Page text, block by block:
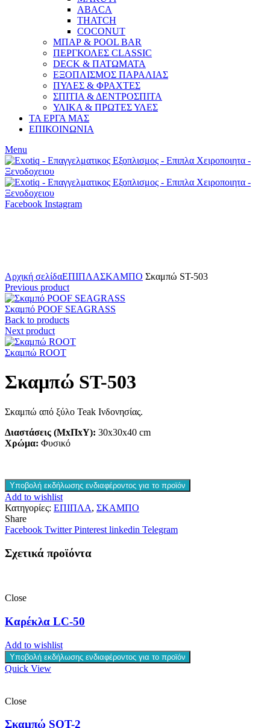
ABACA
THATCH
COCONUT
ΜΠΑΡ & POOL BAR
ΠΕΡΓΚΟΛΕΣ CLASSIC
DECK & ΠΑΤΩΜΑΤΑ
ΕΞΟΠΛΙΣΜΟΣ ΠΑΡΑΛΙΑΣ
ΠΥΛΕΣ & ΦΡΑΧΤΕΣ
ΣΠΙΤΙΑ & ΔΕΝΤΡΟΣΠΙΤΑ
ΥΛΙΚΑ & ΠΡΩΤΕΣ ΥΛΕΣ
ΤΑ ΕΡΓΑ ΜΑΣ
ΕΠΙΚΟΙΝΩΝΙΑ
Menu
Facebook Instagram
Αρχική σελίδαΕΠΙΠΛΑΣΚΑΜΠΟ Σκαμπώ ST-503
Previous product
Σκαμπό POOF SEAGRASS
Back to products
Next product
Σκαμπώ ROOT
Σκαμπώ ST-503
Σκαμπώ από ξύλο Teak Ινδονησίας.
Διαστάσεις (ΜxΠxΥ): 30x30x40 cm
Χρώμα: Φυσικό
Υποβολή εκδήλωσης ενδιαφέροντος για το προϊόν
Add to wishlist
Κατηγορίες: ΕΠΙΠΛΑ, ΣΚΑΜΠΟ
Share
Facebook Twitter Pinterest linkedin Telegram
Σχετικά προϊόντα
Close
Καρέκλα LC-50
Add to wishlist
Υποβολή εκδήλωσης ενδιαφέροντος για το προϊόν
Quick View
Close
Σκαμπώ SOT-2